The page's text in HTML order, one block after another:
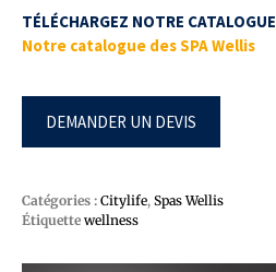
TÉLÉCHARGEZ NOTRE CATALOGUE
Notre catalogue des SPA Wellis
DEMANDER UN DEVIS
Catégories : Citylife, Spas Wellis
Étiquette wellness